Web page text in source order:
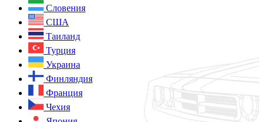
Словения
США
Таиланд
Турция
Украина
Финляндия
Франция
Чехия